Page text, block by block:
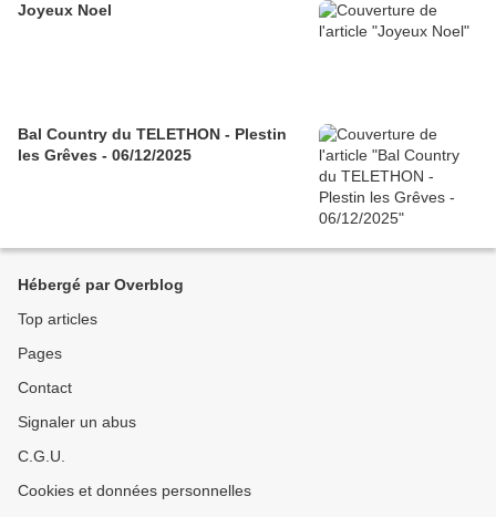
Joyeux Noel
Bal Country du TELETHON - Plestin
les Grêves - 06/12/2025
Hébergé par Overblog
Top articles
Pages
Contact
Signaler un abus
C.G.U.
Cookies et données personnelles